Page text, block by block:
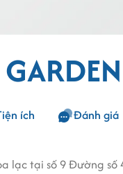
ích Đánh giá
lạc tại số 9 Đường số